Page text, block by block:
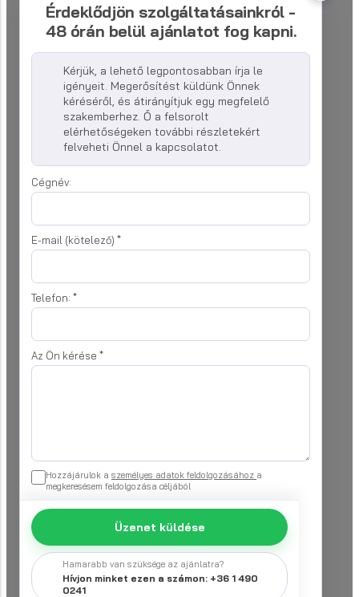
Érdeklődjön szolgáltatásainkról -
48 órán belül ajánlatot fog kapni.
Kérjük, a lehető legpontosabban írja le
igényeit. Megerősítést küldünk Önnek
kéréséről, és átirányítjuk egy megfelelő
szakemberhez. Ő a felsorolt
elérhetőségeken további részletekért
felveheti Önnel a kapcsolatot.
Cégnév:
E-mail (kötelező) *
Telefon: *
Az Ön kérése *
Hozzájárulok a személyes adatok feldolgozásához a
megkeresésem feldolgozása céljából
Üzenet küldése
Hamarabb van szüksége az ajánlatra?
Hívjon minket ezen a számon: +36 1 490
0241